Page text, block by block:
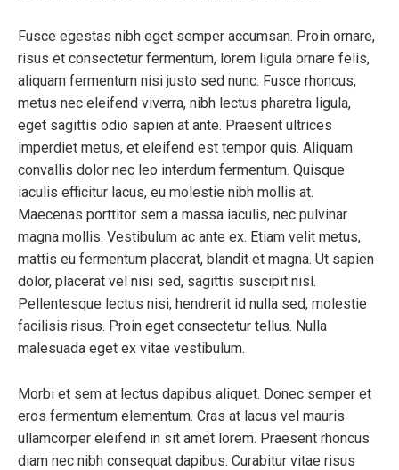
Fusce egestas nibh eget semper accumsan. Proin ornare,
risus et consectetur fermentum, lorem ligula ornare felis,
aliquam fermentum nisi justo sed nunc. Fusce rhoncus,
metus nec eleifend viverra, nibh lectus pharetra ligula,
eget sagittis odio sapien at ante. Praesent ultrices
imperdiet metus, et eleifend est tempor quis. Aliquam
convallis dolor nec leo interdum fermentum. Quisque
iaculis efficitur lacus, eu molestie nibh mollis at.
Maecenas porttitor sem a massa iaculis, nec pulvinar
magna mollis. Vestibulum ac ante ex. Etiam velit metus,
mattis eu fermentum placerat, blandit et magna. Ut sapien
dolor, placerat vel nisi sed, sagittis suscipit nisl.
Pellentesque lectus nisi, hendrerit id nulla sed, molestie
facilisis risus. Proin eget consectetur tellus. Nulla
malesuada eget ex vitae vestibulum.
Morbi et sem at lectus dapibus aliquet. Donec semper et
eros fermentum elementum. Cras at lacus vel mauris
ullamcorper eleifend in sit amet lorem. Praesent rhoncus
diam nec nibh consequat dapibus. Curabitur vitae risus